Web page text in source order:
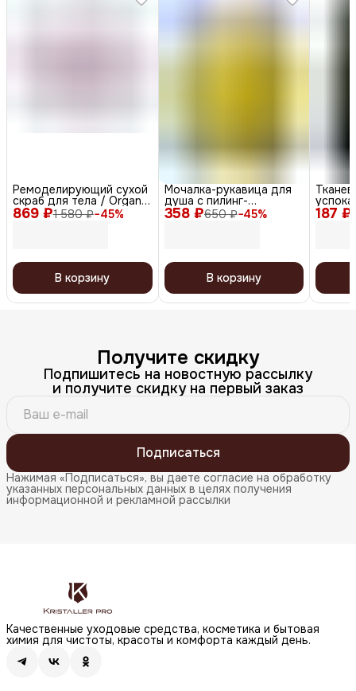
869 ₽1 580 ₽−45%
Ремоделирующий сухой
скраб для тела / Organic
Almond Smooth
В корзину
358 ₽650 ₽−45%
Мочалка-рукавица для
душа с пилинг-
эффектом, уплотненная,
жёлтый
В корзину
187 ₽
Получите скидку
Подпишитесь на новостную рассылку
и получите скидку на первый заказ
Подписаться
Нажимая «Подписаться», вы даете согласие на обработку
указанных персональных данных в целях получения
информационной и рекламной рассылки
Качественные уходовые средства, косметика и бытовая
химия для чистоты, красоты и комфорта каждый день.